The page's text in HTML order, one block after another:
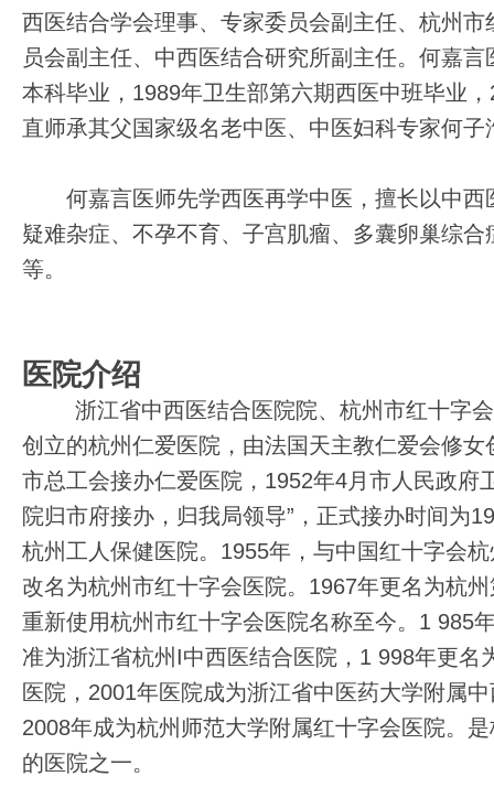
西医结合学会理事、专家委员会副主任、杭州市
员会副主任、中西医结合研究所副主任。何嘉
本科毕业，1989年卫生部第六期西医中班毕业
直师承其父国家级名老中医、中医妇科专家何子
何嘉言医师先学西医再学中医，擅长以中西
疑难杂症、不孕不育、子宫肌瘤、多囊卵巢综合
等。
医院介绍
浙江省中西医结合医院院、杭州市红十字会
创立的杭州仁爱医院，由法国天主教仁爱会修女
市总工会接办仁爱医院，1952年4月市人民政府
院归市府接办，归我局领导”，正式接办时间为
杭州工人保健医院。1955年，与中国红十字会
改名为杭州市红十字会医院。1967年更名为杭
重新使用杭州市红十字会医院名称至今。1 985
准为浙江省杭州I中西医结合医院，1 998年更名
医院，2001年医院成为浙江省中医药大学附属
2008年成为杭州师范大学附属红十字会医院。
的医院之一。